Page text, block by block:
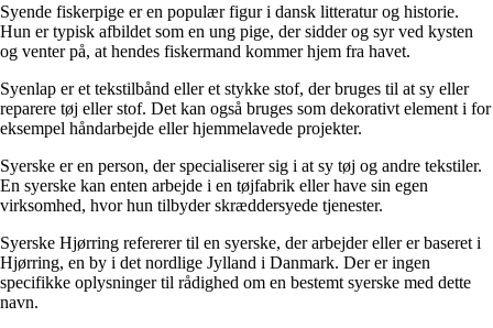
Syende fiskerpige er en populær figur i dansk litteratur og historie.
Hun er typisk afbildet som en ung pige, der sidder og syr ved kysten
og venter på, at hendes fiskermand kommer hjem fra havet.
Syenlap er et tekstilbånd eller et stykke stof, der bruges til at sy eller
reparere tøj eller stof. Det kan også bruges som dekorativt element i for
eksempel håndarbejde eller hjemmelavede projekter.
Syerske er en person, der specialiserer sig i at sy tøj og andre tekstiler.
En syerske kan enten arbejde i en tøjfabrik eller have sin egen
virksomhed, hvor hun tilbyder skræddersyede tjenester.
Syerske Hjørring refererer til en syerske, der arbejder eller er baseret i
Hjørring, en by i det nordlige Jylland i Danmark. Der er ingen
specifikke oplysninger til rådighed om en bestemt syerske med dette
navn.